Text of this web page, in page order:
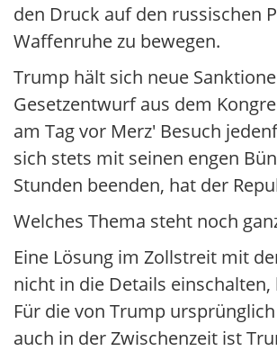
den Druck auf den russischen
Waffenruhe zu bewegen.
Trump hält sich neue
Gesetzentwurf aus dem
am Tag vor Merz' Besuch
sich stets mit seinen engen
Stunden beenden, hat der
Welches Thema steht noch
Eine Lösung im Zollstreit mit
nicht in die Details
Für die von Trump
auch in der Zwischenzeit ist